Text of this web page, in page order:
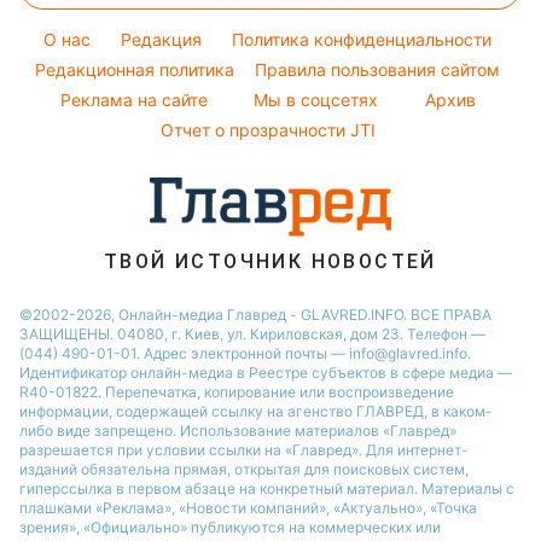
Легкие десерты
Напитки
Праздничное меню
Погода на сегодня
Погода на завтра
Пылевая буря
O нас Редакция
Политика конфиденциальности
Редакционная политика
Правила пользования сайтом
Реклама на сайте
Мы в соцсетях
Архив
Отчет о прозрачности JTI
ТВОЙ ИСТОЧНИК НОВОСТЕЙ
©2002-2026, Онлайн-медиа Главред - GLAVRED.INFO. ВСЕ ПРАВА
ЗАЩИЩЕНЫ. 04080, г. Киев, ул. Кириловская, дом 23. Телефон —
(044) 490-01-01. Адрес электронной почты — info@glavred.info.
Идентификатор онлайн-медиа в Реестре cубъектов в сфере медиа —
R40-01822. Перепечатка, копирование или воспроизведение
информации, содержащей ссылку на агенство ГЛАВРЕД, в каком-
либо виде запрещено. Использование материалов «Главред»
разрешается при условии ссылки на «Главред». Для интернет-
изданий обязательна прямая, открытая для поисковых систем,
гиперссылка в первом абзаце на конкретный материал. Материалы с
плашками «Реклама», «Новости компаний», «Актуально», «Точка
зрения», «Официально» публикуются на коммерческих или